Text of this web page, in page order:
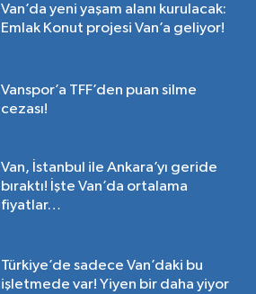
Van’da yeni yaşam alanı kurulacak:
Emlak Konut projesi Van’a geliyor!
Vanspor’a TFF’den puan silme
cezası!
Van, İstanbul ile Ankara’yı geride
bıraktı! İşte Van’da ortalama
fiyatlar…
Türkiye’de sadece Van’daki bu
işletmede var! Yiyen bir daha yiyor